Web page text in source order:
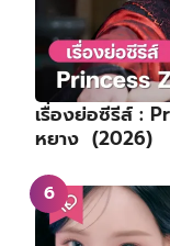
เรื่องย่อซีรีส์ :
หยาง (2026)